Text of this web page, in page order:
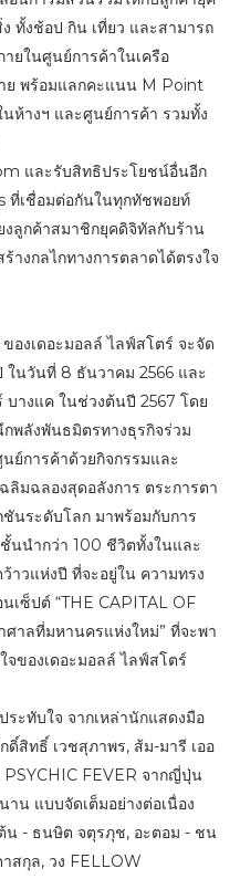
ทั้งช้อป กิน เที่ยว และสามารถ
ยในศูนย์การค้าในเครือ
ย พร้อมแลกคะแนน M Point
ห้างฯ และศูนย์การค้า รวมทั้ง
และรับสิทธิประโยชน์อื่นอีก
ที่เชื่อมต่อกันในทุกทัชพอยท์
งลูกค้าสมาชิกยุคดิจิทัลกับร้าน
างกลไกทางการตลาดได้ตรงใจ
องเดอะมอลล์ ไลฟ์สโตร์ จะจัด
ในวันที่ 8 ธันวาคม 2566 และ
บางแค ในช่วงต้นปี 2567 โดย
พลังพันธมิตรทางธุรกิจร่วม
ย์การค้าด้วยกิจกรรมและ
ลิมฉลองสุดอลังการ ตระการตา
นระดับโลก มาพร้อมกับการ
นนำกว่า 100 ชีวิตทั้งในและ
าวแห่งปี ที่จะอยู่ใน ความทรง
เซ็ปต์ “THE CAPITAL OF
าลที่มหานครแห่งใหม่” ที่จะพา
ของเดอะมอลล์ ไลฟ์สโตร์
ะทับใจ จากเหล่านักแสดงมือ
สิทธิ์ เวชสุภาพร, ส้ม-มารี เออ
PSYCHIC FEVER จากญี่ปุ่น
น แบบจัดเต็มอย่างต่อเนื่อง
น - ธนษิต จตุรภุช, อะตอม - ชน
สกุล, วง FELLOW